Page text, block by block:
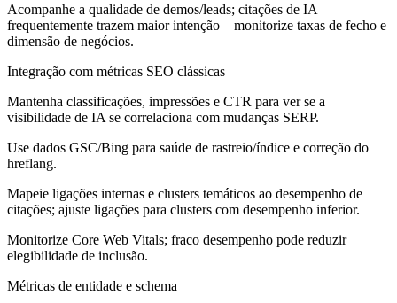
Acompanhe a qualidade de demos/leads; citações de IA
frequentemente trazem maior intenção—monitorize taxas de fecho e
dimensão de negócios.
Integração com métricas SEO clássicas
Mantenha classificações, impressões e CTR para ver se a
visibilidade de IA se correlaciona com mudanças SERP.
Use dados GSC/Bing para saúde de rastreio/índice e correção do
hreflang.
Mapeie ligações internas e clusters temáticos ao desempenho de
citações; ajuste ligações para clusters com desempenho inferior.
Monitorize Core Web Vitals; fraco desempenho pode reduzir
elegibilidade de inclusão.
Métricas de entidade e schema